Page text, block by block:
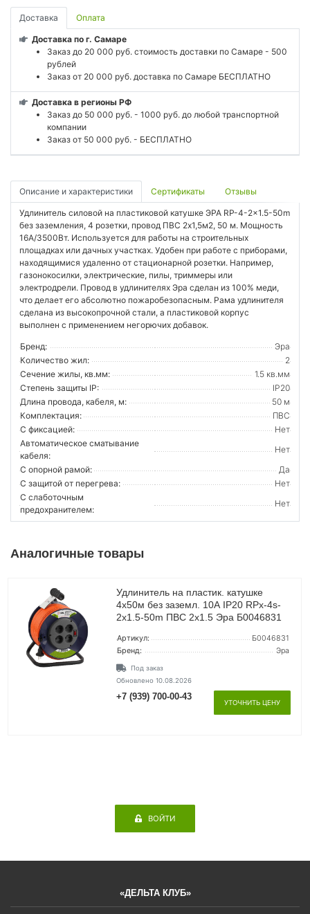
Доставка Оплата
Доставка по г. Самаре
Заказ до 20 000 руб. стоимость доставки по Самаре - 500
рублей
Заказ от 20 000 руб. доставка по Самаре БЕСПЛАТНО
Доставка в регионы РФ
Заказ до 50 000 руб. - 1000 руб. до любой транспортной
компании
Заказ от 50 000 руб. - БЕСПЛАТНО
Описание и характеристики Сертификаты Отзывы
Удлинитель силовой на пластиковой катушке ЭРА RP-4-2x1.5-50m
без заземления, 4 розетки, провод ПВС 2х1,5м2, 50 м. Мощность
16А/3500Вт. Используется для работы на строительных
площадках или дачных участках. Удобен при работе с приборами,
находящимися удаленно от стационарной розетки. Например,
газонокосилки, электрические, пилы, триммеры или
электродрели. Провод в удлинителях Эра сделан из 100% меди,
что делает его абсолютно пожаробезопасным. Рама удлинителя
сделана из высокопрочной стали, а пластиковой корпус
выполнен с применением негорючих добавок.
Бренд:
Эра
Количество жил:
2
Сечение жилы, кв.мм:
1.5 кв.мм
Степень защиты IP:
IP20
Длина провода, кабеля, м:
50 м
Комплектация:
ПВС
С фиксацией:
Нет
Автоматическое сматывание
кабеля:
Нет
С опорной рамой:
Да
С защитой от перегрева:
Нет
С слаботочным
предохранителем:
Нет
Аналогичные товары
Удлинитель на пластик. катушке
4х50м без заземл. 10А IP20 RPx-4s-
2х1.5-50m ПВС 2х1.5 Эра Б0046831
Артикул:
Б0046831
Бренд:
Эра
Под заказ
Обновлено 10.08.2026
+7 (939) 700-00-43
УТОЧНИТЬ ЦЕНУ
ВОЙТИ
«ДЕЛЬТА КЛУБ»